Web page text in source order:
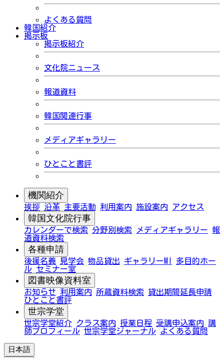
よくある質問
韓国紹介
掲示板
掲示板紹介
文化院ニュース
報道資料
韓国関連行事
メディアギャラリー
ひとこと書評
機関紹介
挨拶 沿革 主要活動 利用案内 施設案内 アクセス
韓国文化院行事
カレンダーで検索 分野別検索 メディアギャラリー 報
道資料検索
各種申請
後援名義 見学会 物品貸出 ギャラリーMI
多目的ホー
ル セミナー室
図書映像資料室
お知らせ 利用案内 所蔵資料検索
貸出期間延長申請
ひとこと書評
世宗学堂
世宗学堂紹介 クラス案内 授業日程 受講申込案内 講
師プロフィール 世宗学堂ジャーナル よくある質問
日本語